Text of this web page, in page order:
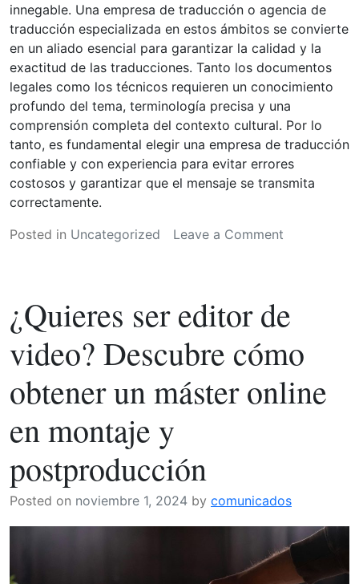
innegable. Una empresa de traducción o agencia de
traducción especializada en estos ámbitos se convierte
en un aliado esencial para garantizar la calidad y la
exactitud de las traducciones. Tanto los documentos
legales como los técnicos requieren un conocimiento
profundo del tema, terminología precisa y una
comprensión completa del contexto cultural. Por lo
tanto, es fundamental elegir una empresa de traducción
confiable y con experiencia para evitar errores
costosos y garantizar que el mensaje se transmita
correctamente.
Posted in Uncategorized Leave a Comment
La
importancia
de
contar
con
un
legales
y
técnicos
¿Quieres ser editor de
video? Descubre cómo
obtener un máster online
en montaje y
postproducción
Posted on noviembre 1, 2024 by comunicados